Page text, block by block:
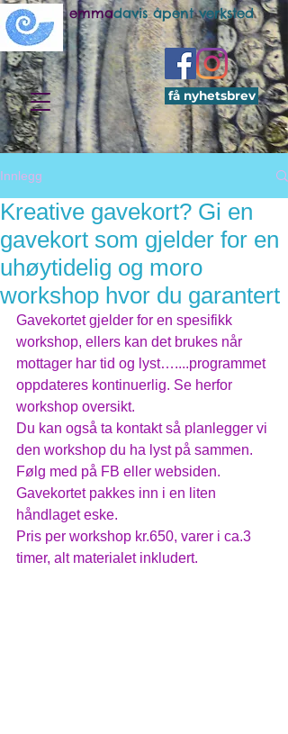
emmadavis åpent verksted
få nyhetsbrev
Innlegg
Kreative gavekort? Gi en
gavekort som gjelder for en
uhøytidelig og moro
workshop hvor du garantert
Gavekortet gjelder for en spesifikk
workshop, ellers kan det brukes når
mottager har tid og lyst…....programmet
oppdateres kontinuerlig. Se herfor
workshop oversikt.
Du kan også ta kontakt så planlegger vi
den workshop du ha lyst på sammen.
Følg med på FB eller websiden.
Gavekortet pakkes inn i en liten
håndlaget eske.
Pris per workshop kr.650, varer i ca.3
timer, alt materialet inkludert.